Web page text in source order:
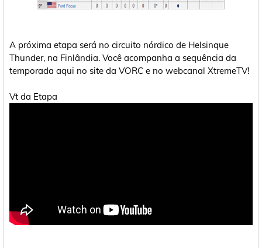
A próxima etapa será no circuito nórdico de Helsinque
Thunder, na Finlândia. Você acompanha a sequência da
temporada aqui no site da VORC e no webcanal XtremeTV!
Vt da Etapa